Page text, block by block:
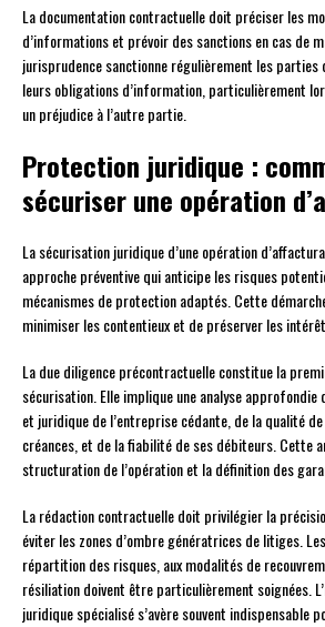
La documentation contractuelle doit préciser les
d’informations et prévoir des sanctions en cas de
jurisprudence sanctionne régulièrement les
leurs obligations d’information, particulièrement
un préjudice à l’autre partie.
Protection juridique :
sécuriser une opération
La sécurisation juridique d’une opération
approche préventive qui anticipe les risques
mécanismes de protection adaptés. Cette
minimiser les contentieux et de préserver les
La due diligence précontractuelle constitue la
sécurisation. Elle implique une analyse
et juridique de l’entreprise cédante, de la qualité
créances, et de la fiabilité de ses débiteurs. Cette
structuration de l’opération et la définition des
La rédaction contractuelle doit privilégier la
éviter les zones d’ombre génératrices de litiges.
répartition des risques, aux modalités de
résiliation doivent être particulièrement soignées.
juridique spécialisé s’avère souvent indispensable